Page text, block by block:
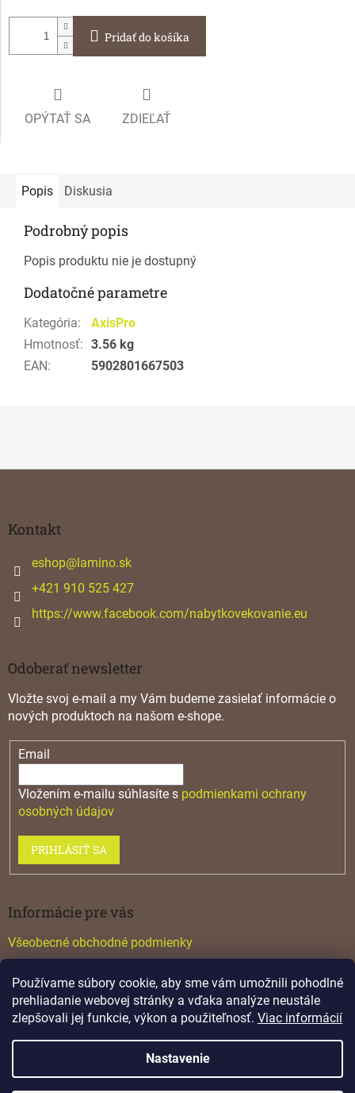
Používame súbory cookie, aby sme vám umožnili pohodlné
prehliadanie webovej stránky a vďaka analýze neustále
zlepšovali jej funkcie, výkon a použiteľnosť. Viac informácií
Nastavenie
Pridať do košíka
OPÝTAŤ SA ZDIEĽAŤ
Popis Diskusia
Podrobný popis
Popis produktu nie je dostupný
Dodatočné parametre
Kategória:
AxisPro
Hmotnosť: 3.56 kg
EAN: 5902801667503
Kontakt
eshop@ lamino.sk
+421 910 525 427
https://www.facebook.com/nabytkovekovanie.eu
Odoberať newsletter
Vložte svoj e-mail a my Vám budeme zasielať informácie o
nových produktoch na našom e-shope.
Email
Vložením e-mailu súhlasíte s podmienkami ochrany
osobných údajov
PRIHLÁSIŤ SA
Informácie pre vás
Všeobecné obchodné podmienky
Katalógy
Vytvoril Shoptet